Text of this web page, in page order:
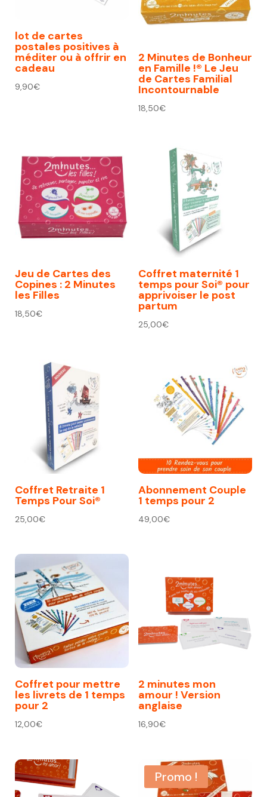
lot de cartes
postales positives à
méditer ou à offrir en
cadeau
9,90€
2 Minutes de Bonheur
en Famille !® Le Jeu
de Cartes Familial
Incontournable
18,50€
Jeu de Cartes des
Copines : 2 Minutes
les Filles
18,50€
Coffret maternité 1
temps pour Soi® pour
apprivoiser le post
partum
25,00€
Coffret Retraite 1
Temps Pour Soi®
25,00€
Abonnement Couple
1 temps pour 2
49,00€
Coffret pour mettre
les livrets de 1 temps
pour 2
12,00€
2 minutes mon
amour ! Version
anglaise
16,90€
Promo !